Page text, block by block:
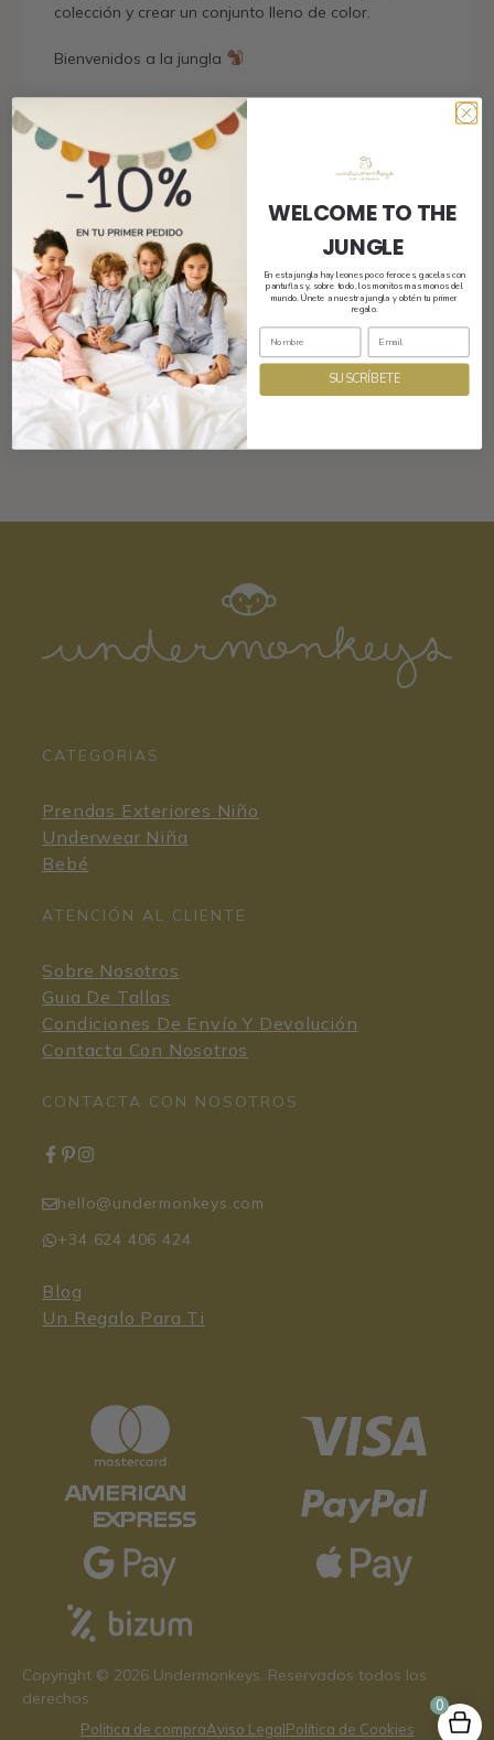
colección y crear un conjunto lleno de color.
Bienvenidos a la jungla
Envío
Tamaño y ajuste
Composición y cuidados
CATEGORIAS
Prendas Exteriores Niño
Underwear Niña
Bebé
ATENCIÓN AL CLIENTE
Sobre Nosotros
Guia De Tallas
Condiciones De Envío Y Devolución
Contacta Con Nosotros
CONTACTA CON NOSOTROS
hello@undermonkeys.com
+34 624 406 424
Blog
Un Regalo Para Ti
Copyright © 2026 Undermonkeys. Reservados todos los
derechos
Politica de compraAviso LegalPolítica de Cookies
45,95
0
WELCOME TO THE
JUNGLE
En esta jungla hay leones poco feroces, gacelas con
pantuflas y, sobre todo, los monitos mas monos del
mundo. Únete a nuestra jungla y obtén tu primer
regalo.
SUSCRÍBETE